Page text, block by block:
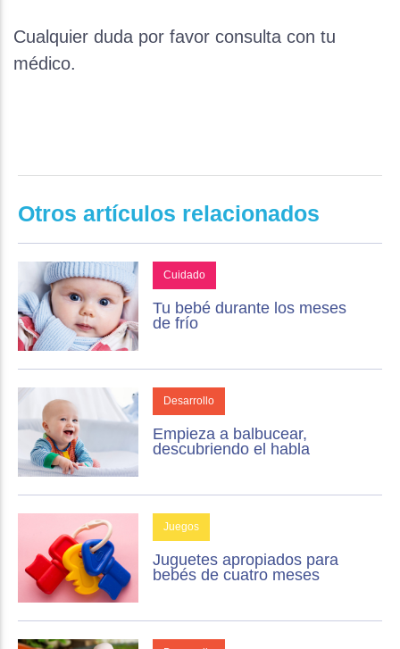
Cualquier duda por favor consulta con tu
médico.
Otros artículos relacionados
Cuidado
Tu bebé durante los meses
de frío
Desarrollo
Empieza a balbucear,
descubriendo el habla
Juegos
Juguetes apropiados para
bebés de cuatro meses